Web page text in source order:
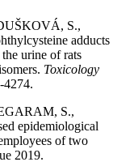
S.,
adducts
urine of rats
Toxicology
4274.
S.,
epidemiological
of two
2019.